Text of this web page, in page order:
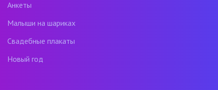
Анкеты
Малыши на шариках
Свадебные плакаты
Новый год